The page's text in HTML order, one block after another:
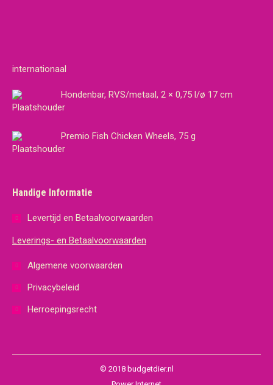
internationaal
Hondenbar, RVS/metaal, 2 × 0,75 l/ø 17 cm
Premio Fish Chicken Wheels, 75 g
Handige Informatie
Levertijd en Betaalvoorwaarden
Leverings- en Betaalvoorwaarden
Algemene voorwaarden
Privacybeleid
Herroepingsrecht
© 2018 budgetdier.nl